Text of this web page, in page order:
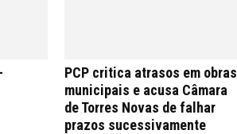
PCP critica atrasos em obras
municipais e acusa Câmara
de Torres Novas de falhar
prazos sucessivamente